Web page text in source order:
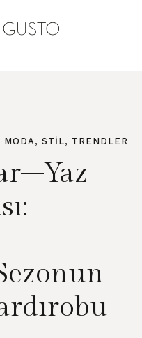
MODA, STIL, TRENDLER